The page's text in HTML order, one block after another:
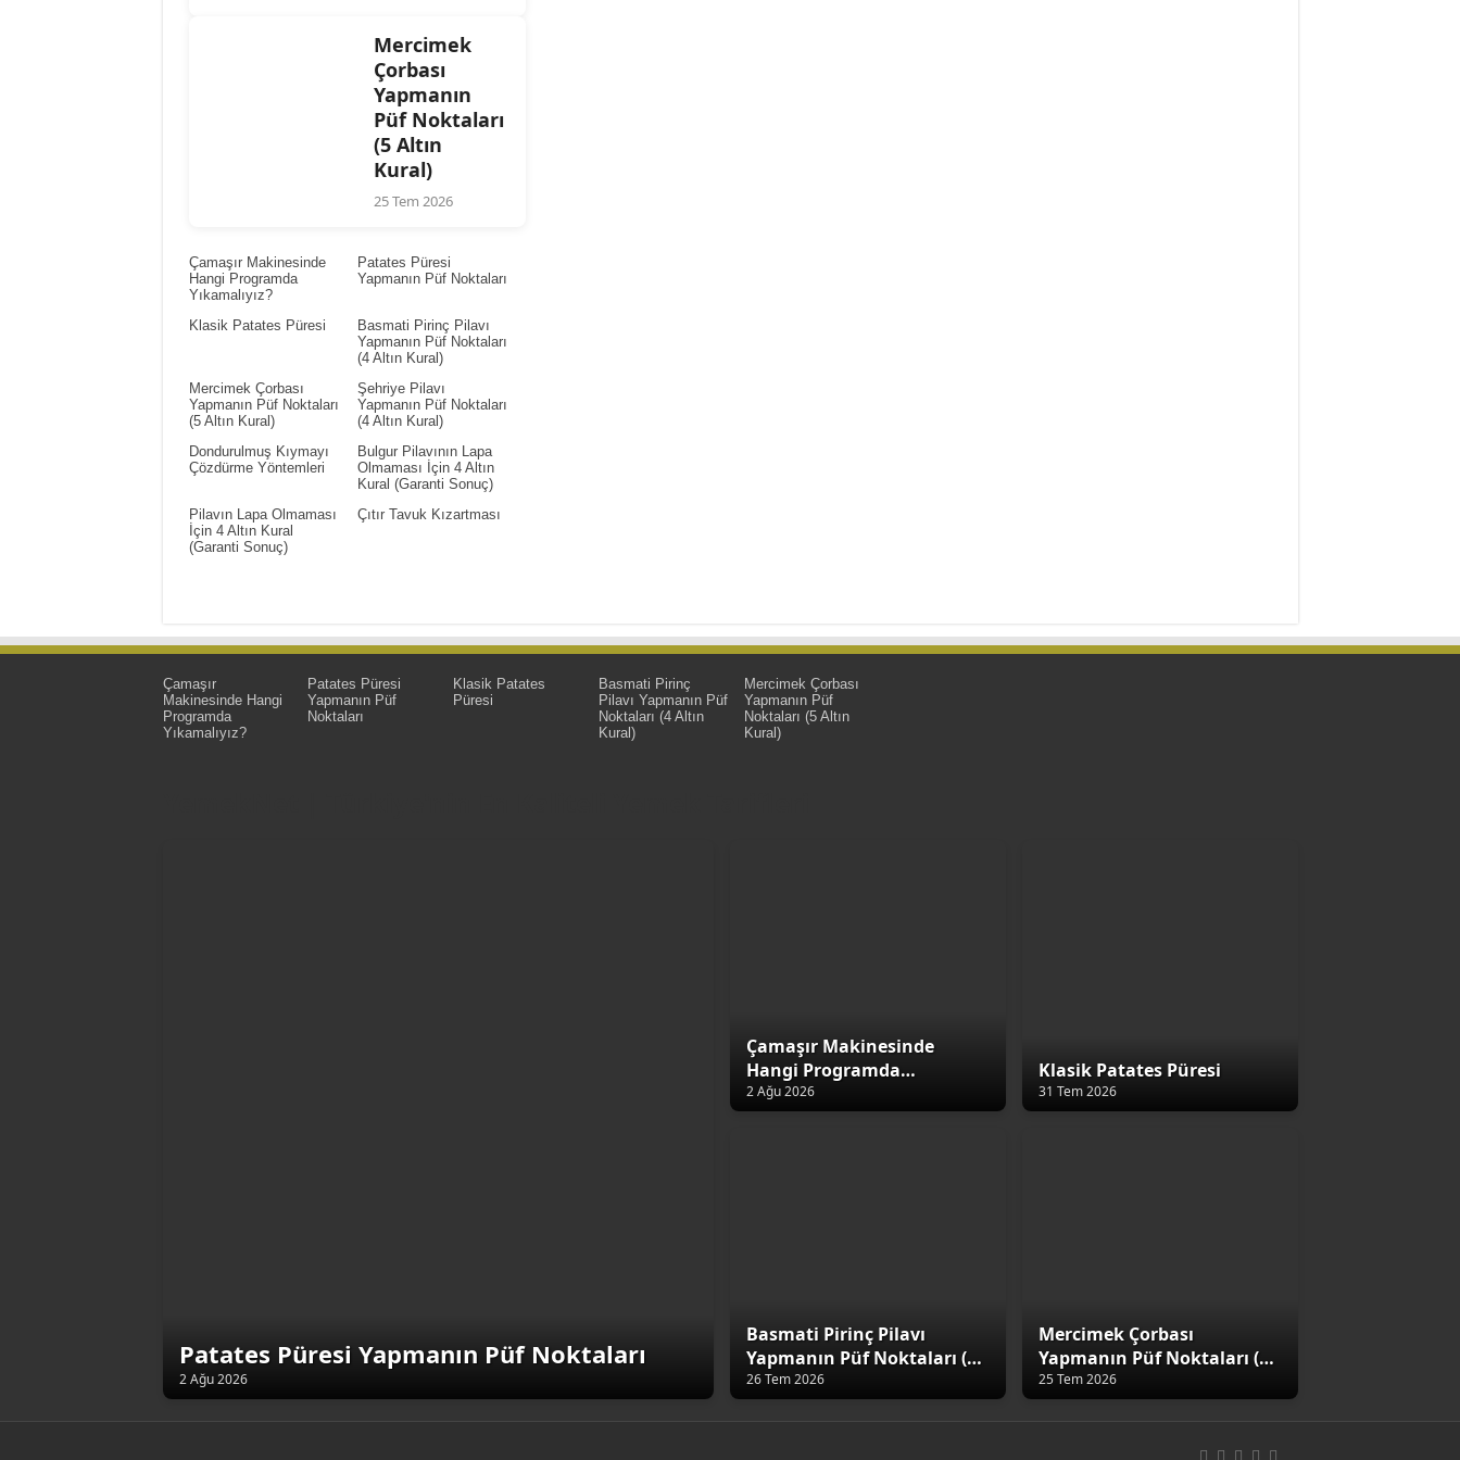
Mercimek
Çorbası
Yapmanın
Püf Noktaları
(5 Altın
Kural)
25 Tem 2026
Çamaşır Makinesinde
Hangi Programda
Yıkamalıyız?
Patates Püresi
Yapmanın Püf Noktaları
Klasik Patates Püresi
Basmati Pirinç Pilavı
Yapmanın Püf Noktaları
(4 Altın Kural)
Mercimek Çorbası
Yapmanın Püf Noktaları
(5 Altın Kural)
Şehriye Pilavı
Yapmanın Püf Noktaları
(4 Altın Kural)
Dondurulmuş Kıymayı
Çözdürme Yöntemleri
Bulgur Pilavının Lapa
Olmaması İçin 4 Altın
Kural (Garanti Sonuç)
Pilavın Lapa Olmaması
İçin 4 Altın Kural
(Garanti Sonuç)
Çıtır Tavuk Kızartması
Çamaşır
Makinesinde Hangi
Programda
Yıkamalıyız?
Patates Püresi
Yapmanın Püf
Noktaları
Klasik Patates
Püresi
Basmati Pirinç
Pilavı Yapmanın Püf
Noktaları (4 Altın
Kural)
Mercimek Çorbası
Yapmanın Püf
Noktaları (5 Altın
Kural)
Patates Püresi Yapmanın Püf Noktaları
2 Ağu 2026
Çamaşır Makinesinde
Hangi Programda
Yıkamalıyız?
2 Ağu 2026
Klasik Patates Püresi
31 Tem 2026
Basmati Pirinç Pilavı
Yapmanın Püf Noktaları (4
Altın Kural)
26 Tem 2026
Mercimek Çorbası
Yapmanın Püf Noktaları (5
Altın Kural)
25 Tem 2026